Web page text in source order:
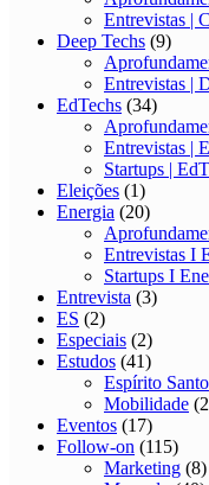
Entrevistas |
Deep Techs (9)
Entrevistas |
EdTechs (34)
Entrevistas |
Startups |
Eleições (1)
Energia (20)
Entrevistas I
Startups I
Entrevista (3)
ES (2)
Especiais (2)
Estudos (41)
Espírito Santo
Mobilidade
Eventos (17)
Follow-on (115)
Marketing (8)